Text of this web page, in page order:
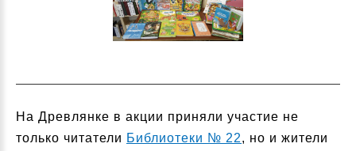
На Древлянке в акции приняли участие не
только читатели Библиотеки № 22, но и жители